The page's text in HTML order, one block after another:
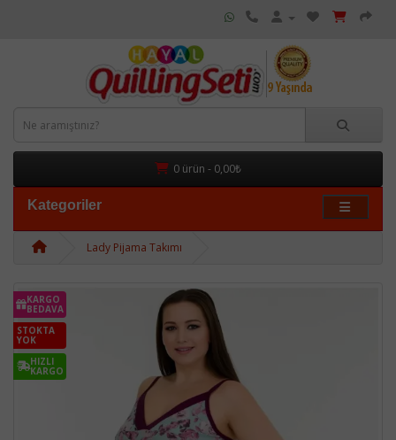
0 ürün - 0,00₺
Kategoriler
Lady Pijama Takımı
KARGO
BEDAVA
STOKTA
YOK
HIZLI
KARGO